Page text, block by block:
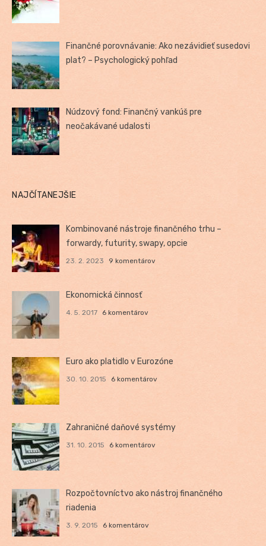
Finančné porovnávanie: Ako nezávidieť susedovi
plat? – Psychologický pohľad
Núdzový fond: Finančný vankúš pre
neočakávané udalosti
NAJČÍTANEJŠIE
Kombinované nástroje finančného trhu –
forwardy, futurity, swapy, opcie
23. 2. 2023 9 komentárov
Ekonomická činnosť
4. 5. 2017 6 komentárov
Euro ako platidlo v Eurozóne
30. 10. 2015 6 komentárov
Zahraničné daňové systémy
31. 10. 2015 6 komentárov
Rozpočtovníctvo ako nástroj finančného
riadenia
3. 9. 2015 6 komentárov